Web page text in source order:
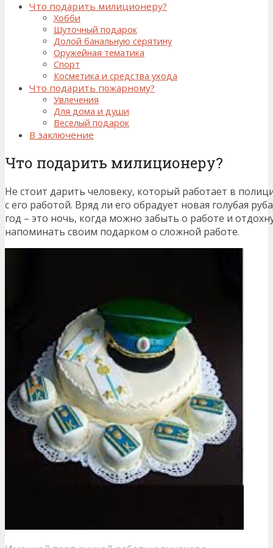
Что подарить милиционеру?
Хобби
Шуточный подарок
Долой банальную серятину
Оружейная тематика
Спорт
Косметика и средства ухода
Что подарить пожарному?
Увлечения
Для дома и души
Веселый подарок
В заключение
Что подарить милиционеру?
Не стоит дарить человеку, который работает в
с его работой. Вряд ли его обрадует новая голубая
год – это ночь, когда можно забыть о работе и
напоминать своим подарком о сложной работе.